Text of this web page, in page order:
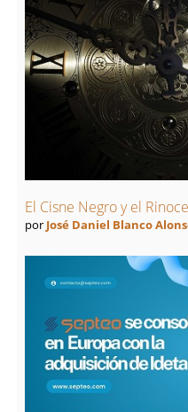
El Cisne Negro y el
por José Daniel Blanco